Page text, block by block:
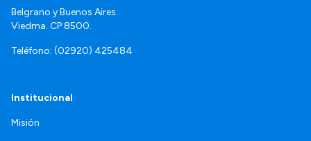
Belgrano y Buenos Aires.
Viedma. CP 8500.
Teléfono: (02920) 425484
Institucional
Misión